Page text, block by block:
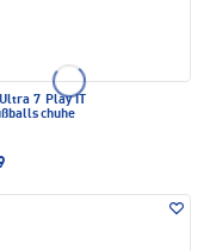
Ultra 7 Play IT